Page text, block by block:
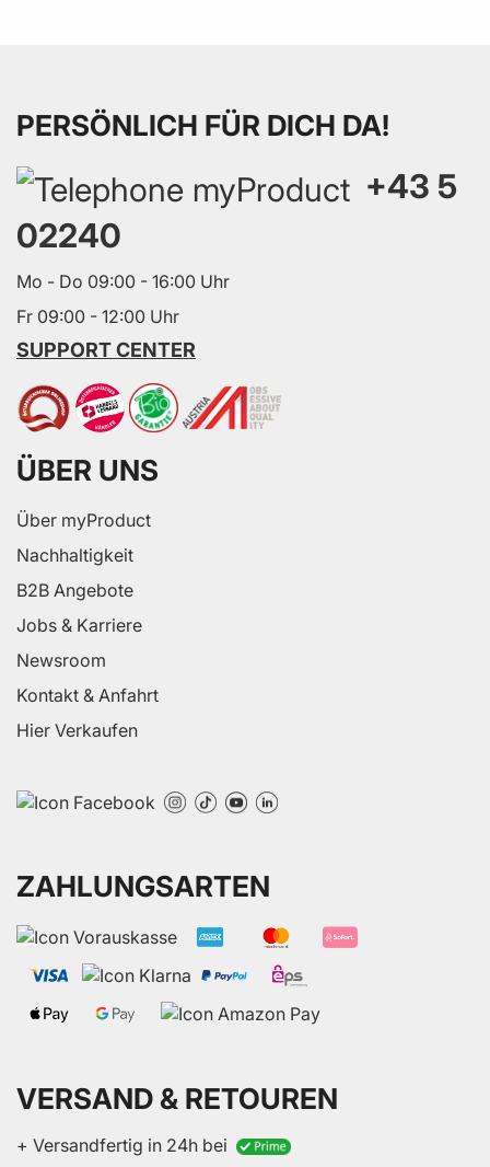
PERSÖNLICH FÜR DICH DA!
+43 5
02240
Mo - Do 09:00 - 16:00 Uhr
Fr 09:00 - 12:00 Uhr
SUPPORT CENTER
ÜBER UNS
Über myProduct
Nachhaltigkeit
B2B Angebote
Jobs & Karriere
Newsroom
Kontakt & Anfahrt
Hier Verkaufen
ZAHLUNGSARTEN
VERSAND & RETOUREN
+ Versandfertig in 24h bei